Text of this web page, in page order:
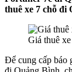
thuê xe 7 chỗ đi
Giá thuê
Để cung cấp báo